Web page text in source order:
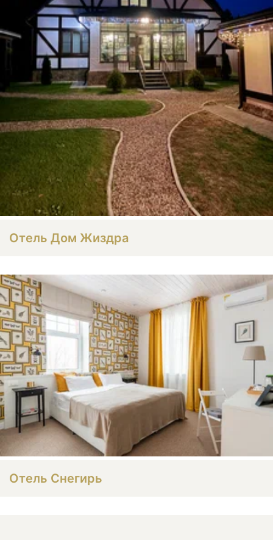
Отель Дом Жиздра
Отель Снегирь